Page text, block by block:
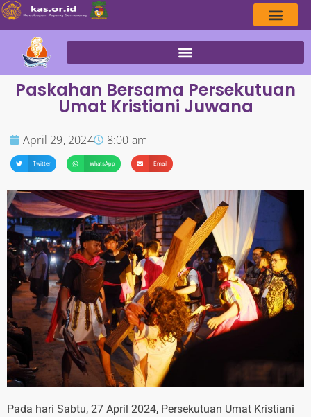
Paskahan Bersama Persekutuan
Umat Kristiani Juwana
April 29, 2024 8:00 am
Twitter WhatsApp Email
Pada hari Sabtu, 27 April 2024, Persekutuan Umat Kristiani